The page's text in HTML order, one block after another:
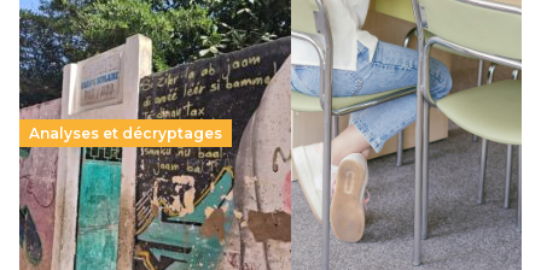
Analyses et décryptages
258 millions d’enfants victimes de la guerre, des
chocs climatiques et des déplacements de
population